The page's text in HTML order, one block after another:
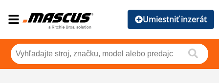
Umiestniť inzerát